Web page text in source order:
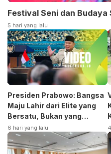
Festival Seni dan Budaya
5 hari yang lalu
Presiden Prabowo: Bangsa
Maju Lahir dari Elite yang
Bersatu, Bukan yang
Terpecah
6 hari yang lalu